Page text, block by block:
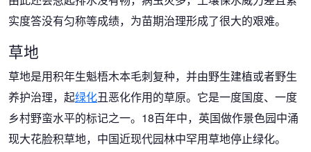
实度答没有匀称等成绩，为苗期治理形成了很大的艰难。
草地
草地是用积年生魁梧木本毛刺复种，并由野生建植或者野生
养护治理，起绿化丑恶化作用的草原。它是一度国度、一度
乡村野蛮水平的标记之一。18百年中，英国做作景色园中涌
现大花脸积草地，中国近现代园林中罕用草地停止绿化。